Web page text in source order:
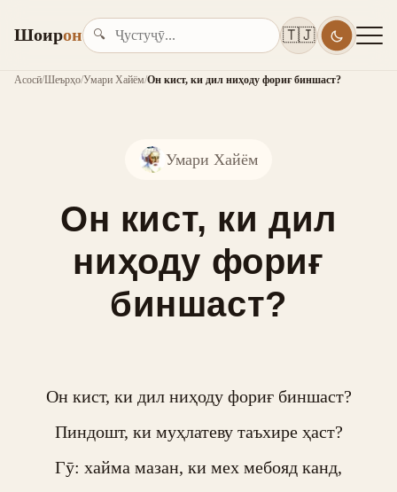
Шоирон 🔍 🇹🇯
Асосӣ/Шеърҳо/Умари Хайём/Он кист, ки дил ниҳоду фориғ биншаст?
Умари Хайём
Он кист, ки дил
ниҳоду фориғ
биншаст?
Он кист, ки дил ниҳоду фориғ биншаст?
Пиндошт, ки муҳлатеву таъхире ҳаст?
Гӯ: хайма мазан, ки мех мебояд канд,